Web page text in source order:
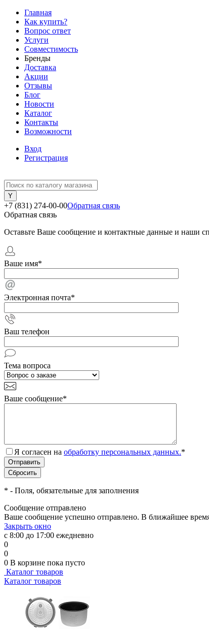
Главная
Как купить?
Вопрос ответ
Услуги
Совместимость
Бренды
Доставка
Акции
Отзывы
Блог
Новости
Каталог
Контакты
Возможности
Вход
Регистрация
+7 (831) 274-00-00Обратная связь
Обратная связь
Оставьте Ваше сообщение и контактные данные и наши
Ваше имя*
Электронная почта*
Ваш телефон
Тема вопроса
Ваше сообщение*
Я согласен на обработку персональных данных.*
* - Поля, обязательные для заполнения
Сообщение отправлено
Ваше сообщение успешно отправлено. В ближайшее
Закрыть окно
с 8:00 до 17:00 ежедневно
0
0
0 В корзине пока пусто
Каталог товаров
Каталог товаров